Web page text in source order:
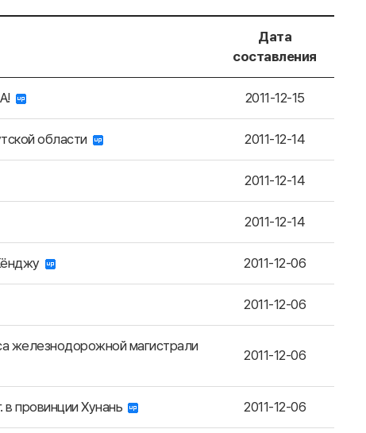
Дата
составления
2011-12-15
области 2011-12-14
2011-12-14
2011-12-14
2011-12-06
2011-12-06
железнодорожной магистрали
2011-12-06
провинции Хунань 2011-12-06